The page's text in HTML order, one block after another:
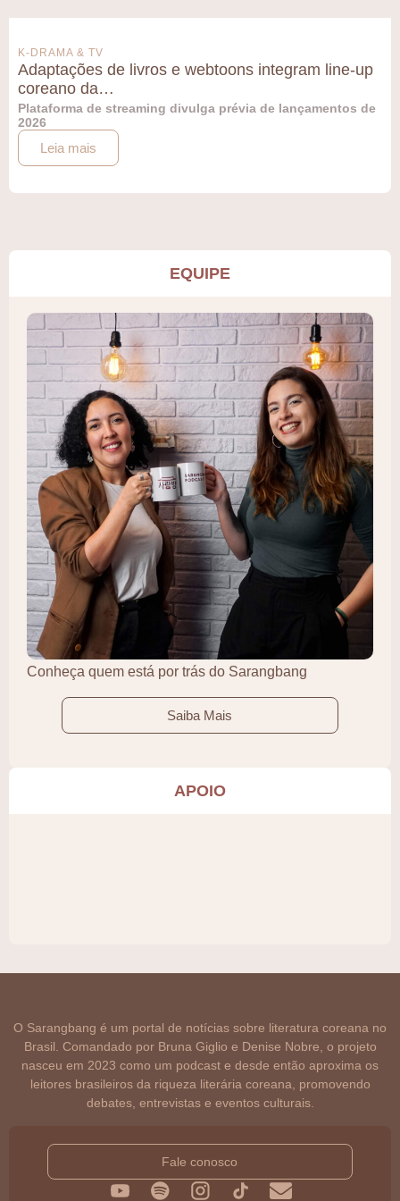
K-DRAMA & TV
Adaptações de livros e webtoons integram line-up
coreano da…
Plataforma de streaming divulga prévia de lançamentos de
2026
Leia mais
EQUIPE
Conheça quem está por trás do Sarangbang
Saiba Mais
APOIO
O Sarangbang é um portal de notícias sobre literatura coreana no
Brasil. Comandado por Bruna Giglio e Denise Nobre, o projeto
nasceu em 2023 como um podcast e desde então aproxima os
leitores brasileiros da riqueza literária coreana, promovendo
debates, entrevistas e eventos culturais.
Fale conosco